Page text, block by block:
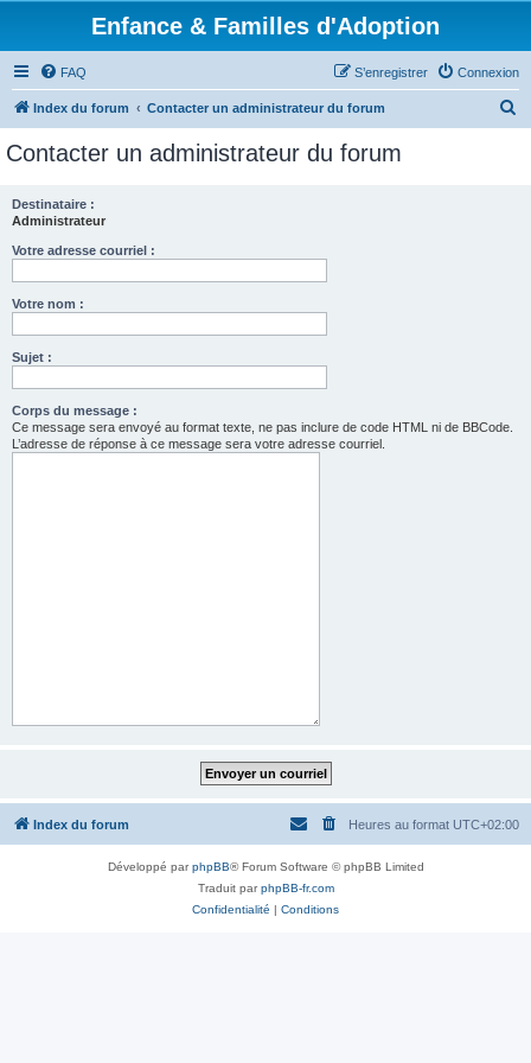
Enfance & Familles d'Adoption
FAQ Connexion
S’enregistrer
Index du forum Contacter un administrateur du forum
Contacter un administrateur du forum
Destinataire :
Administrateur
Votre adresse courriel :
Votre nom :
Sujet :
Corps du message :
Ce message sera envoyé au format texte, ne pas inclure de code HTML ni de BBCode.
L’adresse de réponse à ce message sera votre adresse courriel.
Index du forum Heures au format UTC+02:00
Développé parphpBB® Forum Software © phpBB Limited
Traduit parphpBB-fr.com
Confidentialité | Conditions